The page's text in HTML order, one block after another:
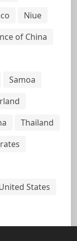
Niue
of China
Samoa
Thailand
States